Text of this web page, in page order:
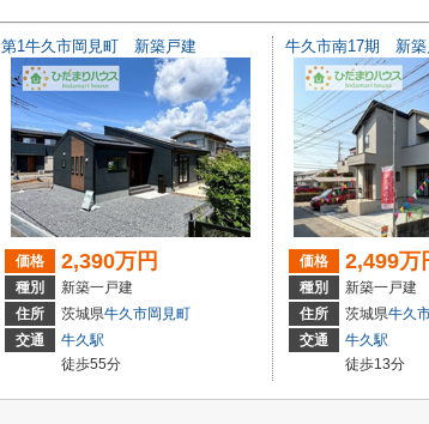
第1牛久市岡見町 新築戸建
価格 2,390万円
種別
新築一戸建
住所
茨城県牛久市岡見町
交通
牛久駅
徒歩55分
牛久市南17期 新築
価格 2,499万
種別
新築一戸建
住所
茨城県牛久
交通
牛久駅
徒歩13分